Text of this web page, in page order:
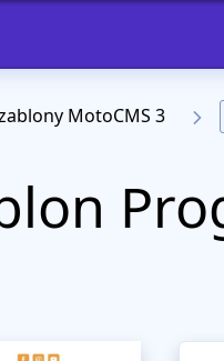
MotoCMS 3